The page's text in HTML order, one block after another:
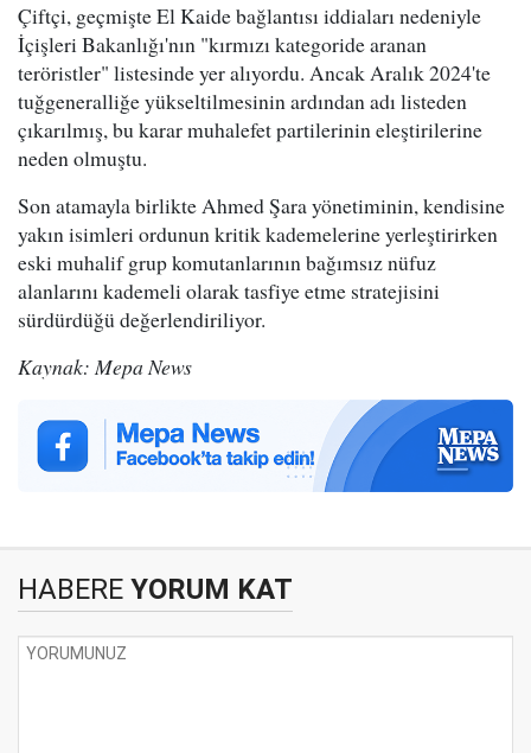
Çiftçi, geçmişte El Kaide bağlantısı iddiaları nedeniyle
İçişleri Bakanlığı'nın "kırmızı kategoride aranan
teröristler" listesinde yer alıyordu. Ancak Aralık 2024'te
tuğgeneralliğe yükseltilmesinin ardından adı listeden
çıkarılmış, bu karar muhalefet partilerinin eleştirilerine
neden olmuştu.
Son atamayla birlikte Ahmed Şara yönetiminin, kendisine
yakın isimleri ordunun kritik kademelerine yerleştirirken
eski muhalif grup komutanlarının bağımsız nüfuz
alanlarını kademeli olarak tasfiye etme stratejisini
sürdürdüğü değerlendiriliyor.
Kaynak: Mepa News
HABERE YORUM KAT